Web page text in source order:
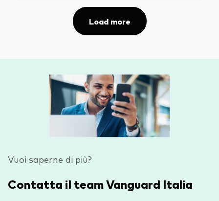
Load more
Vuoi saperne di più?
Contatta il team Vanguard Italia